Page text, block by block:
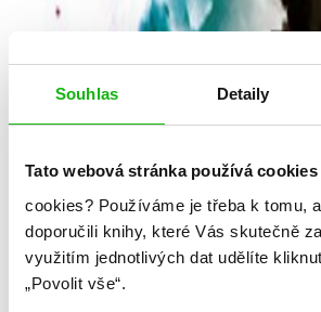
Souhlas Detaily
Tato webová stránka používá cookies
cookies? Používáme je třeba k tomu,
doporučili knihy, které Vás skutečně
využitím jednotlivých dat udělíte
„Povolit vše“.
Jen 27 dnů
Alison Gervaisová